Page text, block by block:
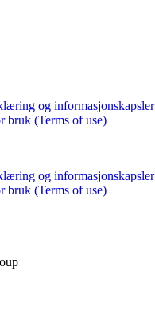
og informasjonskapsler
bruk (Terms of use)
og informasjonskapsler
bruk (Terms of use)